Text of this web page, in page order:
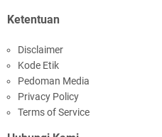
Ketentuan
Disclaimer
Kode Etik
Pedoman Media
Privacy Policy
Terms of Service